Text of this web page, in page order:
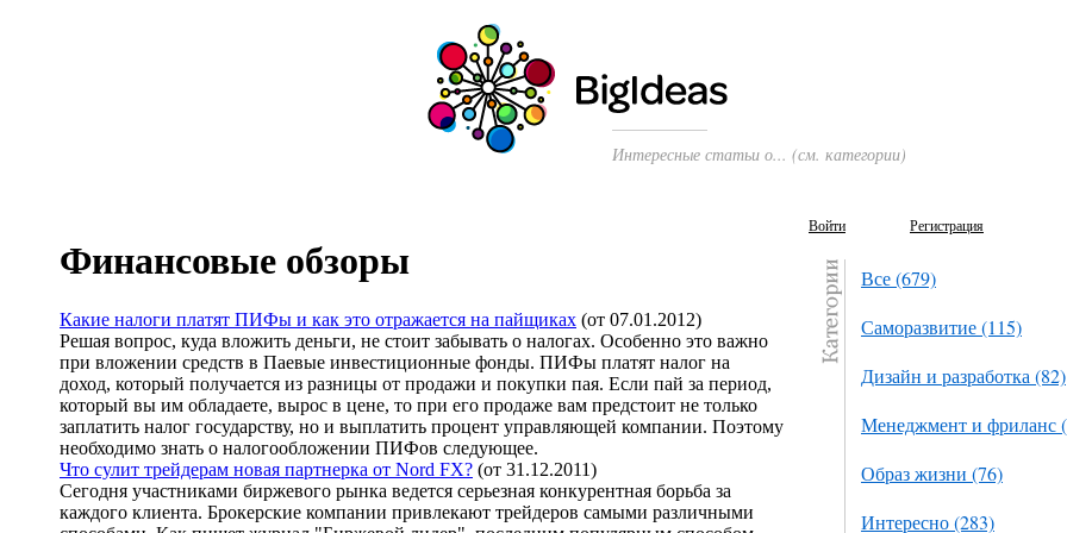
Интересные статьи о... (см. категории)
Финансовые обзоры
Какие налоги платят ПИФы и как это отражается на пайщиках (от 07.01.2012)
Решая вопрос, куда вложить деньги, не стоит забывать о налогах. Особенно это важно
при вложении средств в Паевые инвестиционные фонды. ПИФы платят налог на
доход, который получается из разницы от продажи и покупки пая. Если пай за период,
который вы им обладаете, вырос в цене, то при его продаже вам предстоит не только
заплатить налог государству, но и выплатить процент управляющей компании. Поэтому
необходимо знать о налогообложении ПИФов следующее.
Что сулит трейдерам новая партнерка от Nord FX? (от 31.12.2011)
Сегодня участниками биржевого рынка ведется серьезная конкурентная борьба за
каждого клиента. Брокерские компании привлекают трейдеров самыми различными
Войти Регистрация
Все (679)
Саморазвитие (115)
Дизайн и разработка (82)
Менеджмент и фриланс
Образ жизни (76)
Интересно (283)